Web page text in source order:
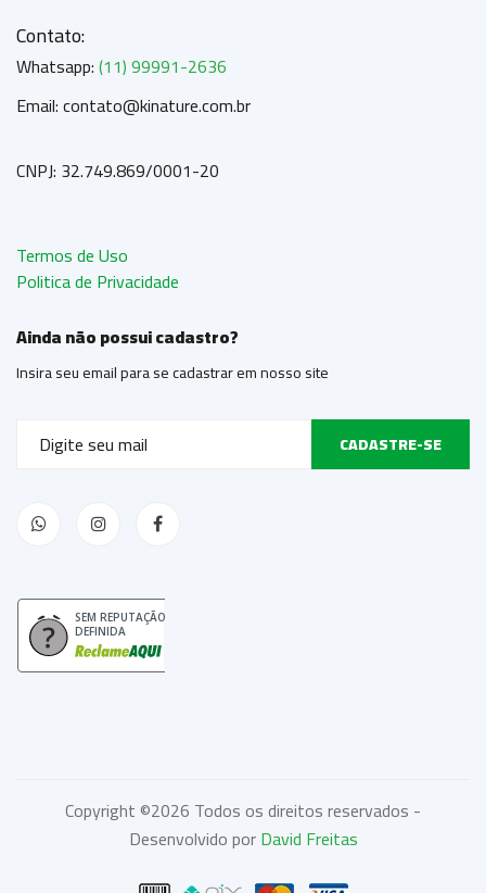
Contato:
Whatsapp:(11) 99991-2636
Email: contato@kinature.com.br
CNPJ: 32.749.869/0001-20
Termos de Uso
Politica de Privacidade
Ainda não possui cadastro?
Insira seu email para se cadastrar em nosso site
CADASTRE-SE
SEM REPUTAÇÃO
DEFINIDA
Copyright ©2026 Todos os direitos reservados -
Desenvolvido porDavid Freitas